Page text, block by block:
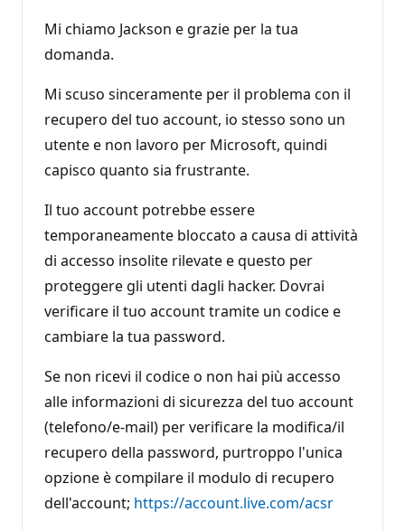
Mi chiamo Jackson e grazie per la tua
domanda.
Mi scuso sinceramente per il problema con il
recupero del tuo account, io stesso sono un
utente e non lavoro per Microsoft, quindi
capisco quanto sia frustrante.
Il tuo account potrebbe essere
temporaneamente bloccato a causa di attività
di accesso insolite rilevate e questo per
proteggere gli utenti dagli hacker. Dovrai
verificare il tuo account tramite un codice e
cambiare la tua password.
Se non ricevi il codice o non hai più accesso
alle informazioni di sicurezza del tuo account
(telefono/e-mail) per verificare la modifica/il
recupero della password, purtroppo l'unica
opzione è compilare il modulo di recupero
dell'account; https://account.live.com/acsr